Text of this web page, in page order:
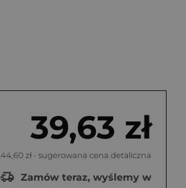
39,63 zł
44,60 zł - sugerowana cena detaliczna
Zamów teraz, wyślemy w